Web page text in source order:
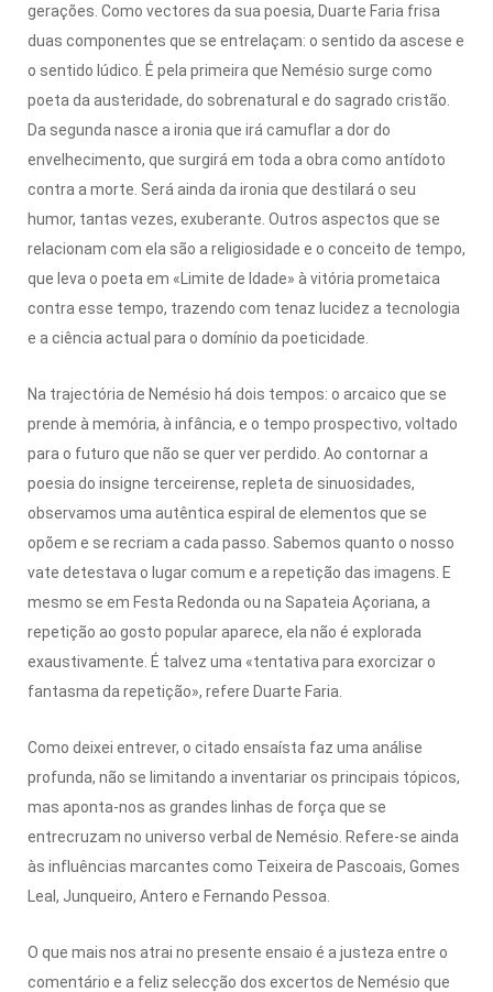
gerações. Como vectores da sua poesia, Duarte Faria frisa
duas componentes que se entrelaçam: o sentido da ascese e
o sentido lúdico. É pela primeira que Nemésio surge como
poeta da austeridade, do sobrenatural e do sagrado cristão.
Da segunda nasce a ironia que irá camuflar a dor do
envelhecimento, que surgirá em toda a obra como antídoto
contra a morte. Será ainda da ironia que destilará o seu
humor, tantas vezes, exuberante. Outros aspectos que se
relacionam com ela são a religiosidade e o conceito de tempo,
que leva o poeta em «Limite de Idade» à vitória prometaica
contra esse tempo, trazendo com tenaz lucidez a tecnologia
e a ciência actual para o domínio da poeticidade.
Na trajectória de Nemésio há dois tempos: o arcaico que se
prende à memória, à infância, e o tempo prospectivo, voltado
para o futuro que não se quer ver perdido. Ao contornar a
poesia do insigne terceirense, repleta de sinuosidades,
observamos uma autêntica espiral de elementos que se
opõem e se recriam a cada passo. Sabemos quanto o nosso
vate detestava o lugar comum e a repetição das imagens. E
mesmo se em Festa Redonda ou na Sapateia Açoriana, a
repetição ao gosto popular aparece, ela não é explorada
exaustivamente. É talvez uma «tentativa para exorcizar o
fantasma da repetição», refere Duarte Faria.
Como deixei entrever, o citado ensaísta faz uma análise
profunda, não se limitando a inventariar os principais tópicos,
mas aponta-nos as grandes linhas de força que se
entrecruzam no universo verbal de Nemésio. Refere-se ainda
às influências marcantes como Teixeira de Pascoais, Gomes
Leal, Junqueiro, Antero e Fernando Pessoa.
O que mais nos atrai no presente ensaio é a justeza entre o
comentário e a feliz selecção dos excertos de Nemésio que